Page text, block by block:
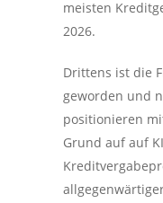
meisten
2026.
Drittens ist die
geworden und
positionieren
Grund auf auf